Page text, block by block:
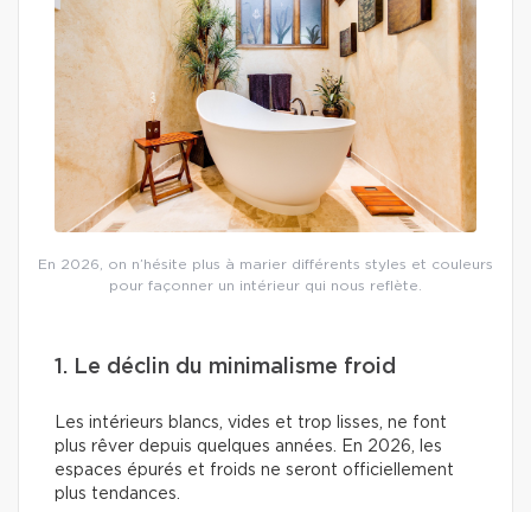
En 2026, on n’hésite plus à marier différents styles et couleurs
pour façonner un intérieur qui nous reflète.
1. Le déclin du minimalisme froid
Les intérieurs blancs, vides et trop lisses, ne font
plus rêver depuis quelques années. En 2026, les
espaces épurés et froids ne seront officiellement
plus tendances.